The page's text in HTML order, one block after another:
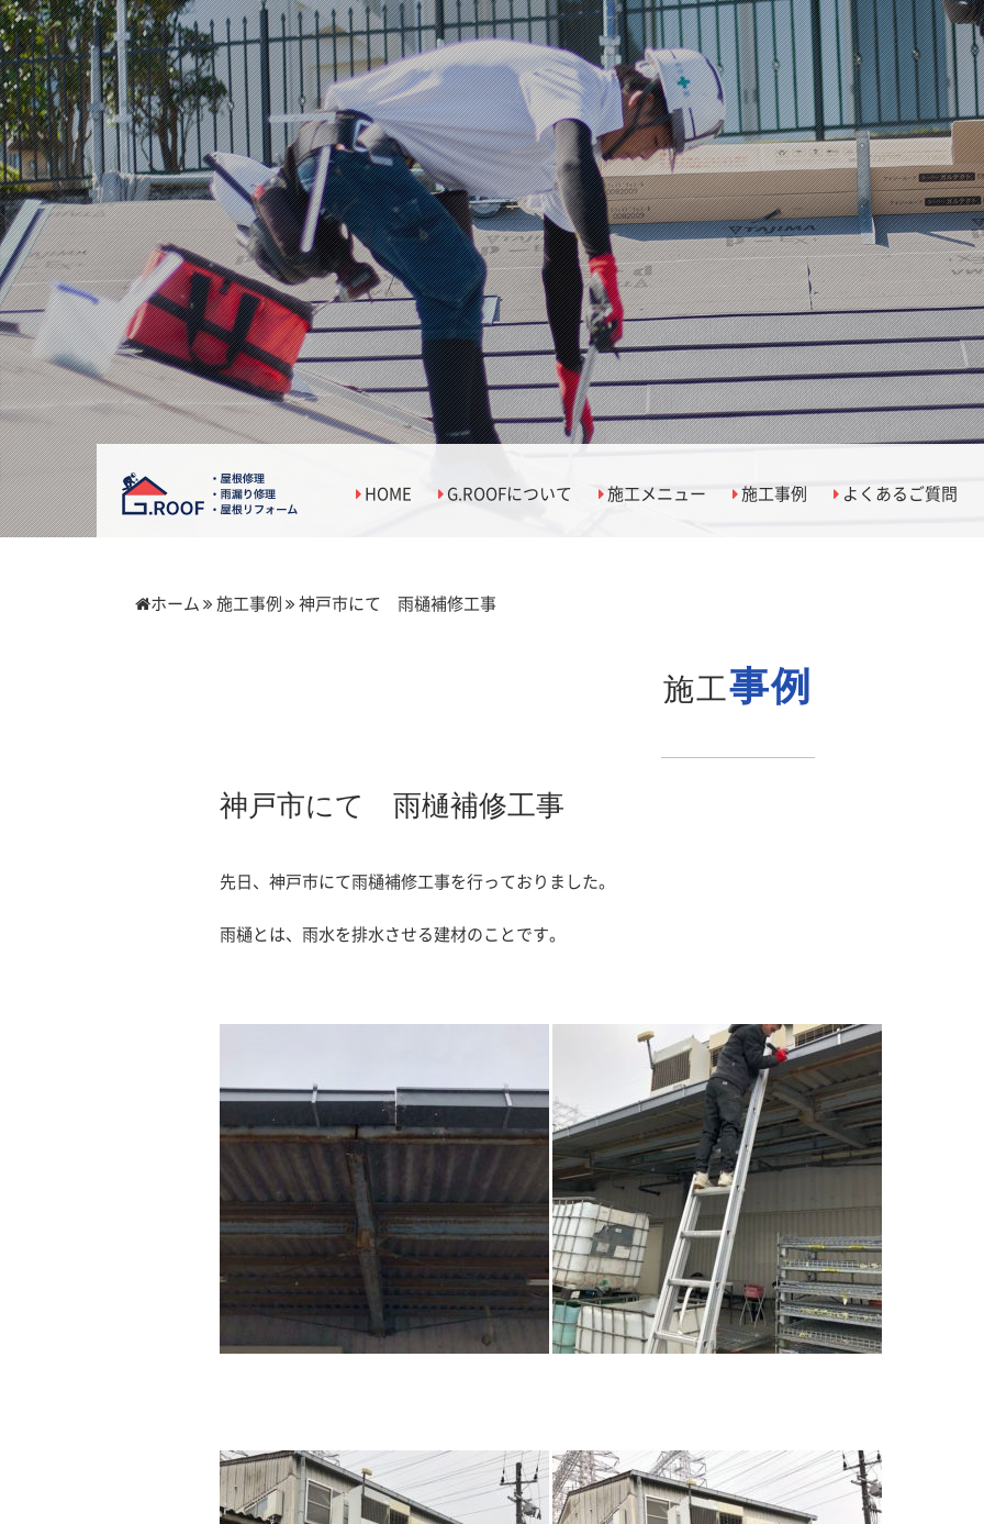
HOME G.ROOFについて 施工メニュー 施工事例 よくあるご質問
ホーム 施工事例 神戸市にて 雨樋補修工事
施工事例
神戸市にて 雨樋補修工事
先日、神戸市にて雨樋補修工事を行っておりました。
雨樋とは、雨水を排水させる建材のことです。